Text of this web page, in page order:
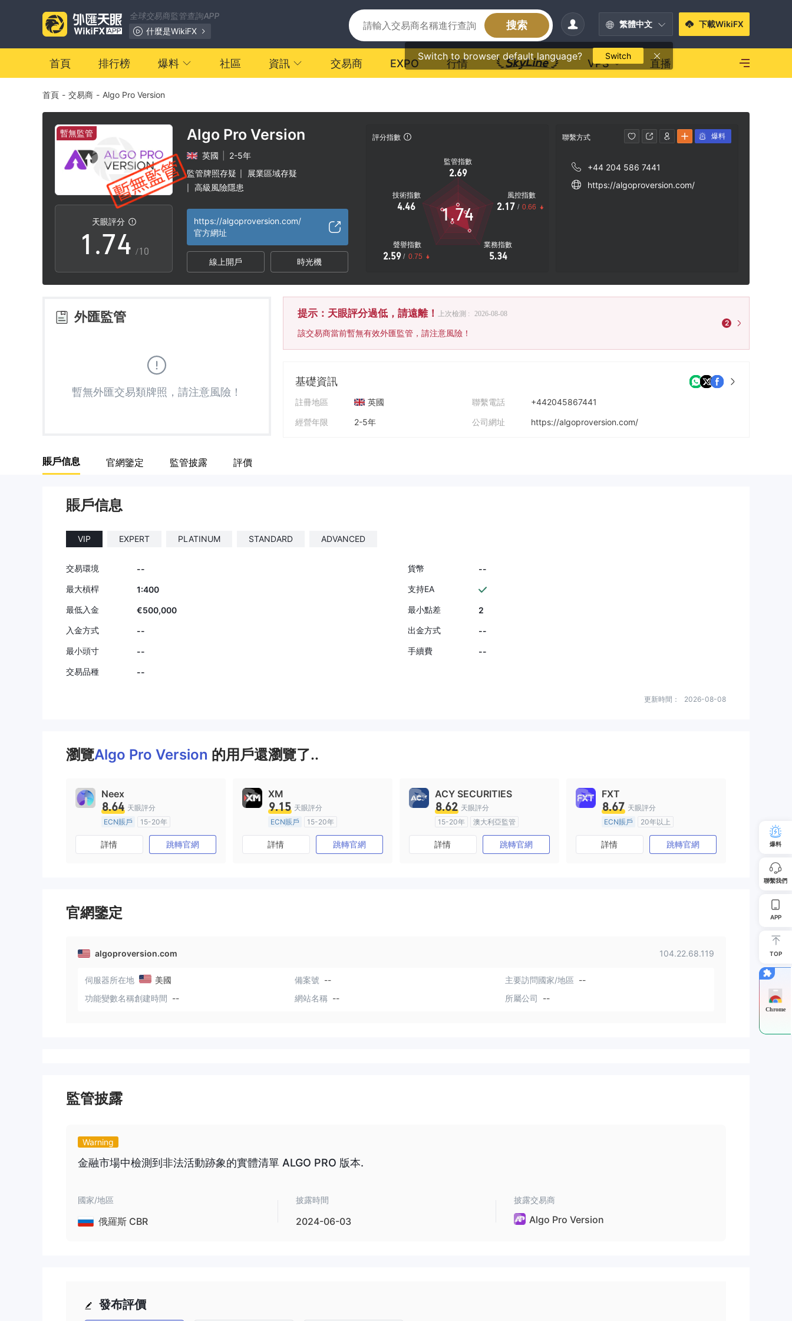
全球交易商監管查詢APP
什麼是WikiFX
搜索 繁體中文
Switch to browser default language? Switch
下載WikiFX
首頁 排行榜 爆料 社區 資訊 交易商 EXPO 行情 VPS 直播
首頁 - 交易商 - Algo Pro Version
暫無監管
天眼評分
0
1
2
3
5
7
8
9
.
1
2
3
4
5
6
7
8
9
0
1
2
3
4
5
6
8
/10
Algo Pro Version
英國
2-5年
監管牌照存疑
展業區域存疑
高級風險隱患
https://algoproversion.com/
官方網址
線上開戶 時光機
評分指數
監管指數
2.69
技術指數
4.46
聲譽指數
2.59 / 0.75
業務指數
5.34
風控指數
2.17 / 0.66
1.74
聯繫方式
+44 204 586 7441
https://algoproversion.com/
爆料
外匯監管
暫無外匯交易類牌照，請注意風險！
提示：天眼評分過低，請遠離！ 上次檢測 : 2026-08-08
該交易商當前暫無有效外匯監管，請注意風險！
2
基礎資訊
註冊地區
英國
經營年限
2-5年
聯繫電話
+442045867441
公司網址
https://algoproversion.com/
賬戶信息 官網鑒定 監管披露 評價
賬戶信息
VIP EXPERT PLATINUM STANDARD ADVANCED
交易環境 -- 貨幣
--
最大槓桿
1:400 支持EA
最低入金 €500,000 最小點差
2
入金方式
-- 出金方式
--
最小頭寸
-- 手續費
--
交易品種
--
更新時間： 2026-08-08
瀏覽Algo Pro Version 的用戶還瀏覽了..
Neex
8.64 天眼評分
ECN賬戶
15-20年
澳大利亞監管
全牌照 (MM)
主標MT4
詳情 跳轉官網
XM
9.15 天眼評分
ECN賬戶
15-20年
澳大利亞監管
全牌照 (MM)
主標MT4
詳情 跳轉官網
ACY SECURITIES
8.62 天眼評分
15-20年
澳大利亞監管
全牌照 (MM)
主標MT4
詳情 跳轉官網
FXT
8.67 天眼評分
ECN賬戶
20年以上
澳大利亞監管
全牌照 (MM)
主標MT4
詳情 跳轉官網
官網鑒定
algoproversion.com 104.22.68.119
伺服器所在地 美國 備案號 -- 主要訪問國家/地區 --
功能變數名稱創建時間 -- 網站名稱 -- 所屬公司 --
監管披露
Warning
金融市場中檢測到非法活動跡象的實體清單 ALGO PRO 版本.
國家/地區
俄羅斯 CBR
披露時間
2024-06-03
披露交易商
Algo Pro Version
發布評價
爆料
聯繫我們
APP
TOP
Chrome